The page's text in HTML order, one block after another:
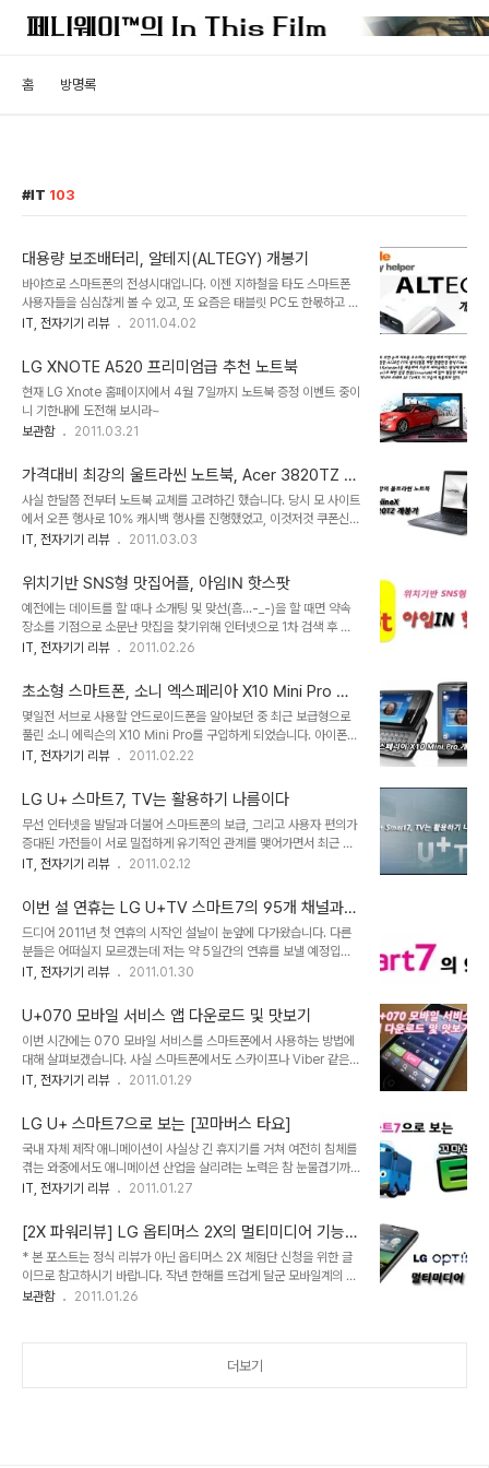
홈 방명록
IT 103
대용량 보조배터리, 알테지(ALTEGY) 개봉기
바야흐로 스마트폰의 전성시대입니다. 이젠 지하철을 타도 스마트폰
사용자들을 심심찮게 볼 수 있고, 또 요즘은 태블릿 PC도 한몫하고 있
어서 손에 뭔가를 들고 다니는 사람들이 부쩍 많아졌죠. mp3나 psp
상은 발빠르게 변화하고 있는 것 같습니다. 이렇게 새로운 모바일 제품
이 나올때마다 관심이 갖게되는 부분은 기능이나 스펙도 있겠지만 그
중에서 빼놓을 수 없는게 바로 배터리의 성능일겁니다. 얼마나 버텨주
느냐... 사실 스마트폰의 경우는 예전 피처폰 때와는 달리 기본적으로
기기자체를 24시간 켜두는게 일반적인지라 배터리의 지속시간과 소
터리 교체가 원칙적으로 불가능한 제품일 경우..
IT, 전자기기 리뷰 2011.04.02
LG XNOTE A520 프리미엄급 추천 노트북
현재 LG Xnote 홈페이지에서 4월 7일까지 노트북 증정 이벤트 중이
니 기한내에 도전해 보시라~
보관함
2011.03.21
가격대비 최강의 울트라씬 노트북, Acer 3820TZ 개
봉기
사실 한달쯤 전부터 노트북 교체를 고려하긴 했습니다. 당시 모 사이트
에서 오픈 행사로 10% 캐시백 행사를 진행했었고, 이것저것 쿠폰신공
을 발휘하면 자그마치 판매가의 15~20만원 정도의 절감효과를 볼 수
(HP의 DV2000 기종)을 나몰라라 할 수도 없고 차라리 집안의 데스
크탑을 치우고 모조리 노트북으로 싹 갈아엎을까 하는 고민을 하던 차
에.. HP 노트북이 화가 났는지 얼마 안가 고장났습니다. -.- ;; 사람의
마음이란게 또 간사해서 막상 버리려니 아까운 생각이 들어 HP 센터
에 들고 갔더니 보드 교체비용으로 40여만원을 청구하더군요. 미친..
점찍어둔 제..
IT, 전자기기 리뷰 2011.03.03
위치기반 SNS형 맛집어플, 아임IN 핫스팟
예전에는 데이트를 할 때나 소개팅 및 맞선(흠...-_-)을 할 때면 약속
장소를 기점으로 소문난 맛집을 찾기위해 인터넷으로 1차 검색 후 대
강의 위치와 동선을 파악, 미리 도착해서 확인작업을 하곤 했지요. 이
이른바 '맛집' 앱들이 속속 등장하기 시작했기 때문입니다. 지금까지
나온 맛집만 해도 참으로 다양한데, 제가 받아놓은 것만 보더라도 '윙
스푼 맛집', '트래플로 맛집', 'TV 맛집' 등이 있군요. 이러한 맛집 앱은
미리 준비해간 맛집이 생각보다 형편없거나 위치를 찾기 힘들때 혹은
아예 준비를 못했을 경우, 즉석으로 주변 맛집을 탐색할 때 대단히 유
앱이지만 기존 앱..
IT, 전자기기 리뷰 2011.02.26
초소형 스마트폰, 소니 엑스페리아 X10 Mini Pro 개
봉기
몇일전 서브로 사용할 안드로이드폰을 알아보던 중 최근 보급형으로
풀린 소니 에릭슨의 X10 Mini Pro를 구입하게 되었습니다. 아이폰
하나면 실사용으로는 부족함이 없지만 왠지 모를 안드로이드 어플에
미니멀리즘의 극치를 보여주는 소니 X10 Mini 시리즈는 최선의 선택
이 될 순 없을겁니다. 반면 작아진 크기만큼 휴대성이 강화된 점은 부
인할 수 없는데, 이번 시간에는 X10 Mini Pro의 개봉기 및 외관을 살
펴보는 시간을 갖도록 하겠습니다. 당연한 얘기겠지만 폰의 크기가 작
다보니 박스 또한 아담한 사이즈입니다.....라기보단 요즘 출시되는 폰
면 구성품들이 비교적 가지..
IT, 전자기기 리뷰 2011.02.22
LG U+ 스마트7, TV는 활용하기 나름이다
무선 인터넷을 발달과 더불어 스마트폰의 보급, 그리고 사용자 편의가
증대된 가전들이 서로 밀접하게 유기적인 관계를 맺어가면서 최근 가
전시장은 점점 가속도를 내며 발전해가고 있습니다. 가장 더딘 속도로
고 LED와 3D 기술의 결합 등 최근 몇 년 사이에 급속한 변신과 업그
레이드를 거듭하다가 이제는 스마트 TV라는 새로운 패러다임을 만나
한층 더 변모된 모습을 보여주고 있습니다. 그동안 LG U+ 스마트7에
대해 7주간에 걸친 체험단 리뷰를 진행했었는데요, 소개한 기능과 장
점들은 사실상 맛보기에 지나지 않습니다. 아직도 숨겨진 기능과 메뉴,
들에게 스마트7이 필요할 것인지에..
IT, 전자기기 리뷰 2011.02.12
이번 설 연휴는 LG U+TV 스마트7의 95개 채널과
함께
드디어 2011년 첫 연휴의 시작인 설날이 눈앞에 다가왔습니다. 다른
분들은 어떠실지 모르겠는데 저는 약 5일간의 연휴를 보낼 예정입니
다. 올해는 유독 날씨도 춥거니와 구제역 여파로 인해 예년처럼 민족의
원이 해외로 가지 않는 이상 결국은 집에서 보내는 시간이 많을것으로
생각됩니다. 그렇다고 공중파에서 나오는 방송은 한정되어 있고, 또 유
난히 올해 극장가는 볼 만한 영화들이 별로 없어서 뭔가 재미있게 시간
을 보낼 수 있는 방법이 없을지 고민하게 만드는군요. 예전에는 명절때
만 되면 공중파 보는 맛이 쏠쏠했었는데 말이죠. 그런데 엘지 U+ TV
는 소식입니다. IPTV로는 최초로..
IT, 전자기기 리뷰 2011.01.30
U+070 모바일 서비스 앱 다운로드 및 맛보기
이번 시간에는 070 모바일 서비스를 스마트폰에서 사용하는 방법에
대해 살펴보겠습니다. 사실 스마트폰에서도 스카이프나 Viber 같은
통화 어플리케이션을 사용하는 분들이 많습니다. 이유야 어쨌든 전화
요. 070 모바일 서비스 역시 저렴한 통화료로 인터넷 전화를 스마트
폰에서 사용할 수 있다는 장점이 있습니다. 지난 시간에 설명했듯, 홈
페이지에서 서비스 가입절차가 끝나면 다음과 같이 내 스마트폰으로
문자가 날아옵니다. 이제 070 모바일 앱을 사용할 준비가 된 것이지
요. 앱스토어의 검색창에 070을 입력 후 검색하면 해당 어플리케이
은 070 전화번호와 비밀번호를 입력하라고 나오..
IT, 전자기기 리뷰 2011.01.29
LG U+ 스마트7으로 보는 [꼬마버스 타요]
국내 자체 제작 애니메이션이 사실상 긴 휴지기를 거쳐 여전히 침체를
겪는 와중에서도 애니메이션 산업을 살리려는 노력은 참 눈물겹기까
지 합니다. 무엇보다 앞으로 이런 노력들이 뭔가 전환점을 맞아 봇물터
마 이런 와중에서도 성과를 보여준 작품이 있으니 [뽀롱뽀롱 뽀로로]
라는 CGI 애니메이션이지요. 사실 뽀로로는 타겟 연령층이 명확한 작
품입니다. 미취학 아동연령대를 공략하는 이 작품은 이런걸 누가 보겠
냐는 세간의 우려를 가볍게 극복하고 500억이 넘는 수출 계약과 더
불어 각종 캐릭터 상품의 개발 및 시리즈의 장기 제작화로 인해 공전의
IT, 전자기기 리뷰 2011.01.27
[2X 파워리뷰] LG 옵티머스 2X의 멀티미디어 기능에
대한 기대감
* 본 포스트는 정식 리뷰가 아닌 옵티머스 2X 체험단 신청을 위한 글
이므로 참고하시기 바랍니다. 작년 한해를 뜨겁게 달군 모바일계의 화
두는 역시 스마트폰이었죠. 보급율도 급속히 높아지고 있고 아이폰 vs
바로 듀얼코어 프로세서의 채용일겁니다. 가정용 데탑과 노트북에 이
보관함 2011.01.26
더보기